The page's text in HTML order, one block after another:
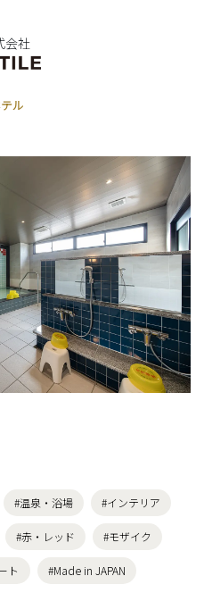
会社
ル
#温泉・浴場 #インテリア
#赤・レッド #モザイク
ト #Made in JAPAN